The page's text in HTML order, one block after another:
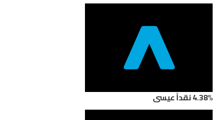
4.38% نقداً عيسى